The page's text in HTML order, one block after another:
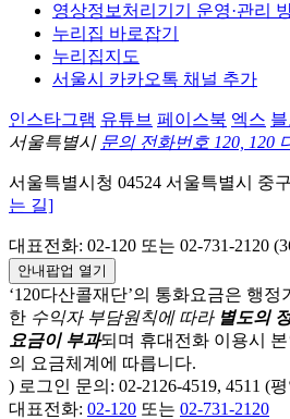
영상정보처리기기 운영·관리
누리집 바로잡기
누리집지도
서울시 카카오톡 채널 추가
인스타그램 유튜브 페이스북 엑스
서울특별시 문의 전화번호 120, 120
서울특별시청 04524 서울특별시 중
는 길]
대표전화: 02-120 또는 02-731-2120
안내팝업 열기
‘120다산콜재단’의 통화요금은 행
한 수익자 부담원칙에 따라 별도의
요금이 부과되며 휴대전화 이용시
의 요금체계에 따릅니다.
) 로그인 문의: 02-2126-4519, 4511 (
대표전화: 02-120 또는 02-731-2120